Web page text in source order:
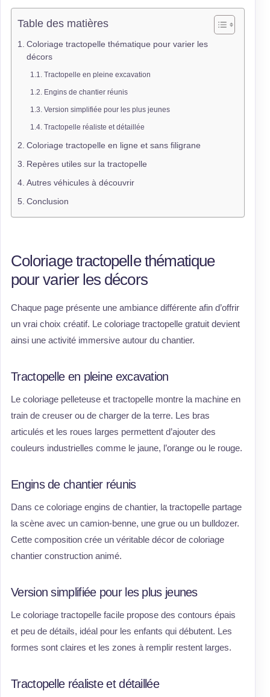
Table des matières
Coloriage tractopelle thématique pour varier les
décors
Tractopelle en pleine excavation
Engins de chantier réunis
Version simplifiée pour les plus jeunes
Tractopelle réaliste et détaillée
Coloriage tractopelle en ligne et sans filigrane
Repères utiles sur la tractopelle
Autres véhicules à découvrir
Conclusion
Coloriage tractopelle thématique
pour varier les décors
Chaque page présente une ambiance différente afin d’offrir
un vrai choix créatif. Le coloriage tractopelle gratuit devient
ainsi une activité immersive autour du chantier.
Tractopelle en pleine excavation
Le coloriage pelleteuse et tractopelle montre la machine en
train de creuser ou de charger de la terre. Les bras
articulés et les roues larges permettent d’ajouter des
couleurs industrielles comme le jaune, l’orange ou le rouge.
Engins de chantier réunis
Dans ce coloriage engins de chantier, la tractopelle partage
la scène avec un camion-benne, une grue ou un bulldozer.
Cette composition crée un véritable décor de coloriage
chantier construction animé.
Version simplifiée pour les plus jeunes
Le coloriage tractopelle facile propose des contours épais
et peu de détails, idéal pour les enfants qui débutent. Les
formes sont claires et les zones à remplir restent larges.
Tractopelle réaliste et détaillée